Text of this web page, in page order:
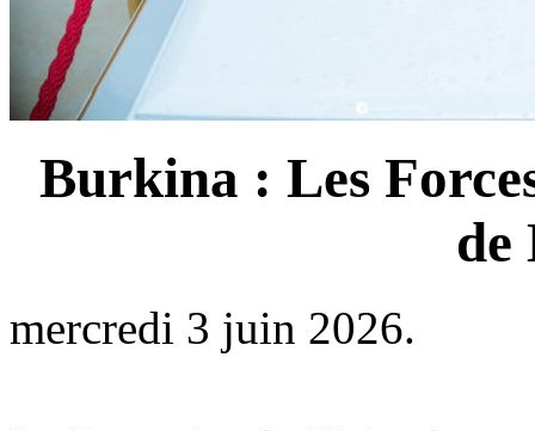
‎Burkina : Les
de
mercredi 3 juin 2026.